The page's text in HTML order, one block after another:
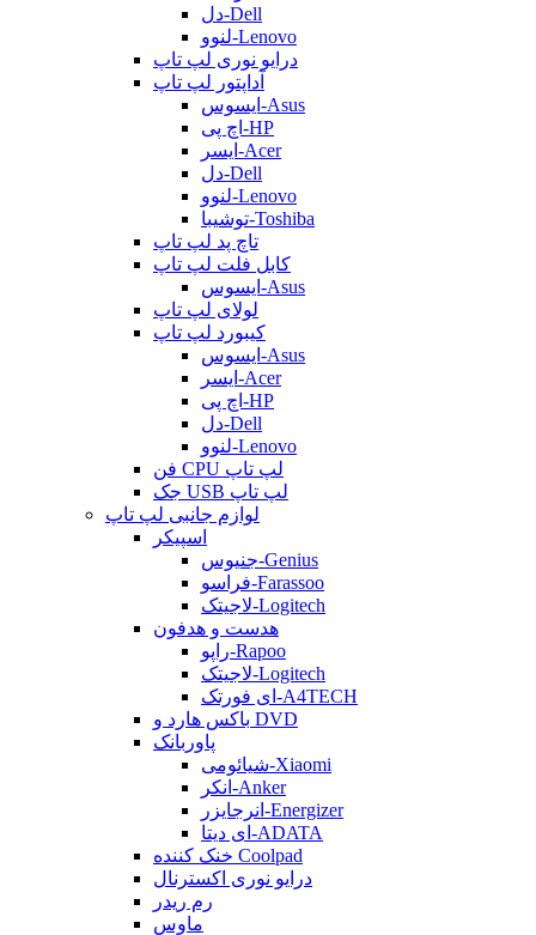
دل-Dell
لنوو-Lenovo
درایو نوری لپ تاپ
آداپتور لپ تاپ
ایسوس-Asus
اچ پی-HP
ایسر-Acer
دل-Dell
لنوو-Lenovo
توشیبا-Toshiba
تاچ پد لپ تاپ
کابل فلت لپ تاپ
ایسوس-Asus
لولای لپ تاپ
کیبورد لپ تاپ
ایسوس-Asus
ایسر-Acer
اچ پی-HP
دل-Dell
لنوو-Lenovo
فن CPU لپ تاپ
جک USB لپ تاپ
لوازم جانبی لپ تاپ
اسپیکر
جنیوس-Genius
فراسو-Farassoo
لاجیتک-Logitech
هدست و هدفون
راپو-Rapoo
لاجیتک-Logitech
ای فورتک-A4TECH
باکس هارد و DVD
پاوربانک
شیائومی-Xiaomi
انکر-Anker
انرجایزر-Energizer
ای دیتا-ADATA
خنک کننده Coolpad
درایو نوری اکسترنال
رم ریدر
ماوس